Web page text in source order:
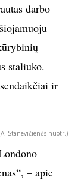
darbo
staliuko.
ir
Stanevičienės nuotr.)
– apie